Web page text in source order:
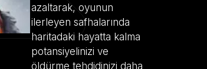
azaltarak, oyunun
ilerleyen safhalarında
haritadaki hayatta kalma
potansiyelinizi ve
öldürme tehdidinizi daha